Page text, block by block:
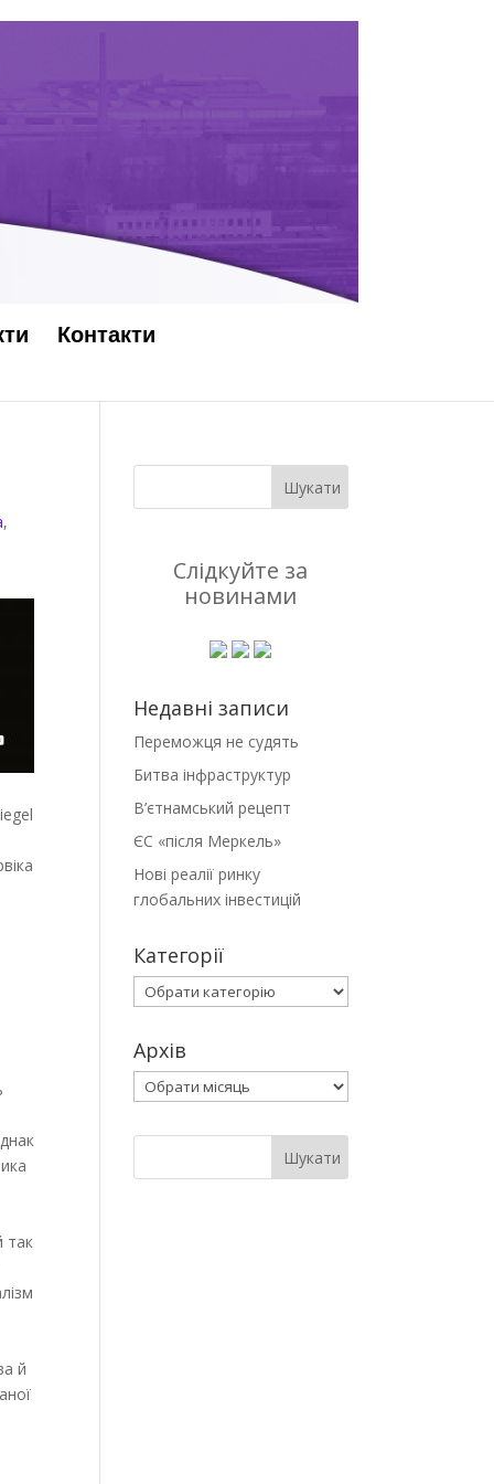
Контакти
,
так
й
Слідкуйте за
новинами
Недавні записи
Переможця не судять
Битва інфраструктур
В’єтнамський рецепт
ЄС «після Меркель»
Нові реалії ринку
глобальних інвестицій
Категорії
Категорії
Архів
Архів